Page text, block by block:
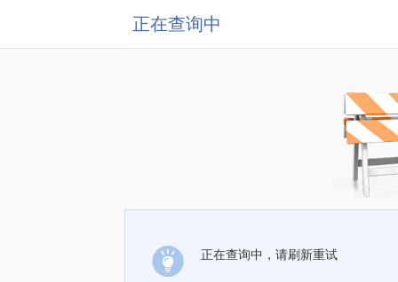
正在查询中
正在查询中，请刷新重试